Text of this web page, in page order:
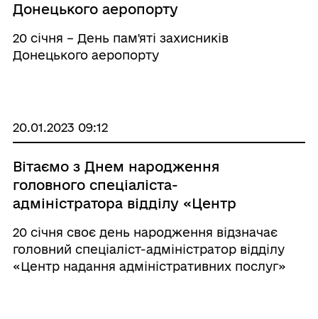
Донецького аеропорту
20 січня – День пам'яті захисників
Донецького аеропорту
20.01.2023 09:12
Вітаємо з Днем народження
головного спеціаліста-
адміністратора відділу «Центр
міської ради Галину Харитонову
20 січня своє день народження відзначає
головний спеціаліст-адміністратор відділу
«Центр надання адміністративних послуг»